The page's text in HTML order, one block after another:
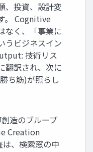
、投資、設計変
。 Cognitive
なく、「事業に
うビジネスイン
技術リス
翻訳され、次に
ち筋)が照らし
造のブループ
Creation
、検索窓の中